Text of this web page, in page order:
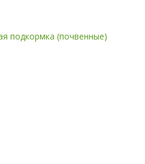
подкормка (почвенные)